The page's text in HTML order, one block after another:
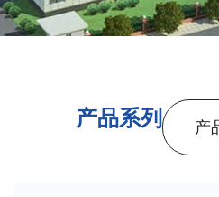
产品系列 产